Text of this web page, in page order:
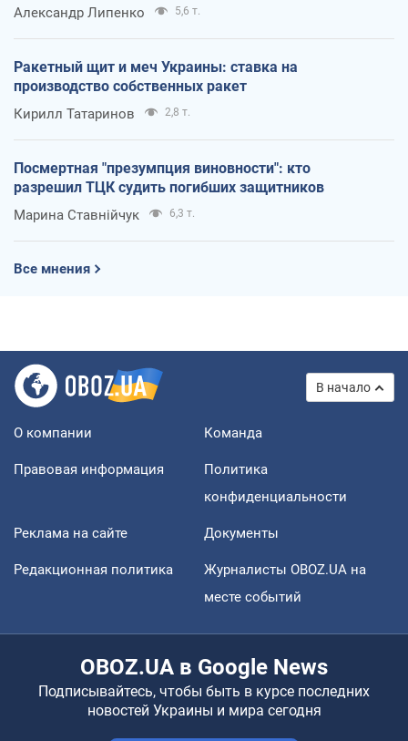
Александр Липенко 5,6 т.
Ракетный щит и меч Украины: ставка на
производство собственных ракет
Кирилл Татаринов 2,8 т.
Посмертная "презумпция виновности": кто
разрешил ТЦК судить погибших защитников
Марина Ставнійчук 6,3 т.
Все мнения
В начало
О компании Команда
Правовая информация
Политика
конфиденциальности
Реклама на сайте Документы
Редакционная политика
Журналисты OBOZ.UA на
месте событий
OBOZ.UA в Google News
Подписывайтесь, чтобы быть в курсе последних
новостей Украины и мира сегодня